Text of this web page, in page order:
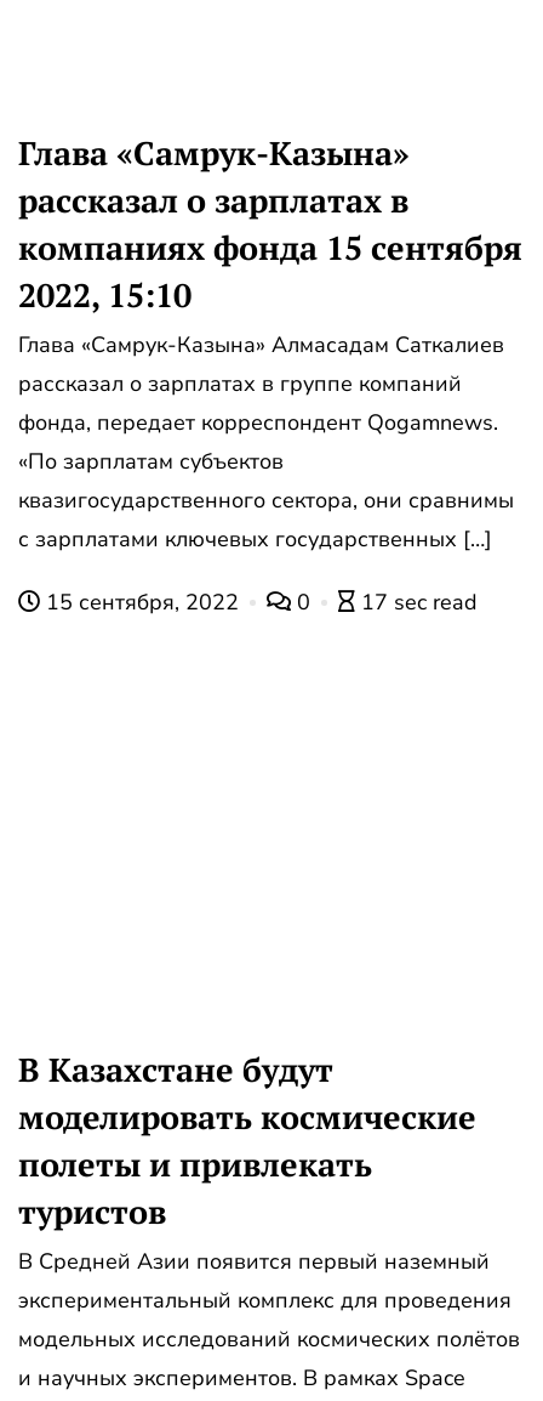
Глава «Самрук-Казына»
рассказал о зарплатах в
компаниях фонда 15 сентября
2022, 15:10
Глава «Самрук-Казына» Алмасадам Саткалиев
рассказал о зарплатах в группе компаний
фонда, передает корреспондент Qogamnews.
«По зарплатам субъектов
квазигосударственного сектора, они сравнимы
с зарплатами ключевых государственных […]
15 сентября, 2022 0 17 sec read
В Казахстане будут
моделировать космические
полеты и привлекать
туристов
В Средней Азии появится первый наземный
экспериментальный комплекс для проведения
модельных исследований космических полётов
и научных экспериментов. В рамках Space